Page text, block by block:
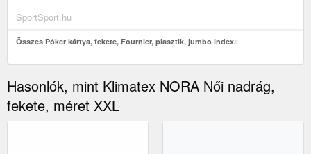
SportSport.hu
Összes Póker kártya, fekete, Fournier, plasztik, jumbo index
Hasonlók, mint Klimatex NORA Női nadrág,
fekete, méret XXL